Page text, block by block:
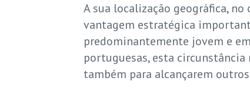
A sua localização geográfica,
vantagem estratégica
predominantemente jovem e
portuguesas, esta
também para alcançarem